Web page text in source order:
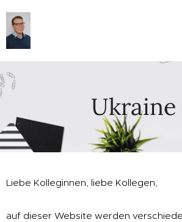
Ukraine
Liebe Kolleginnen, liebe Kollegen,
auf dieser Website werden